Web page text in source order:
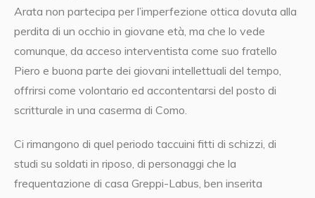
Arata non partecipa per l’imperfezione ottica dovuta alla
perdita di un occhio in giovane età, ma che lo vede
comunque, da acceso interventista come suo fratello
Piero e buona parte dei giovani intellettuali del tempo,
offrirsi come volontario ed accontentarsi del posto di
scritturale in una caserma di Como.
Ci rimangono di quel periodo taccuini fitti di schizzi, di
studi su soldati in riposo, di personaggi che la
frequentazione di casa Greppi-Labus, ben inserita